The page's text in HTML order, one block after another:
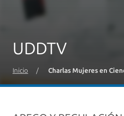
UDDTV
Inicio / Charlas Mujeres en